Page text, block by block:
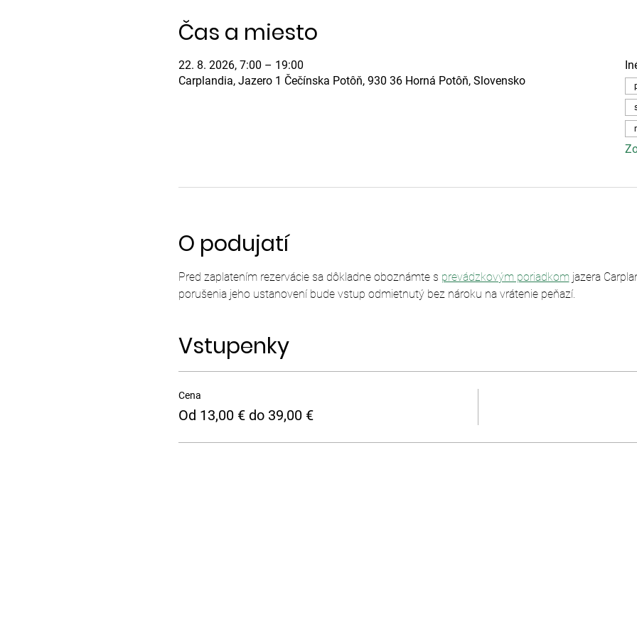
Čas a miesto
22. 8. 2026, 7:00 – 19:00
Carplandia, Jazero 1 Čečínska Potôň, 930 36 Horná Potôň, Slovensko
O podujatí
Pred zaplatením rezervácie sa dôkladne oboznámte s prevádzkovým poriadkom jazera
porušenia jeho ustanovení bude vstup odmietnutý bez nároku na vrátenie peňazí.
Vstupenky
Cena
Od 13,00 € do 39,00 €